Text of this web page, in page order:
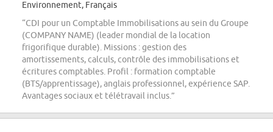
Environnement, Français
“CDI pour un Comptable Immobilisations au sein du Groupe
(COMPANY NAME) (leader mondial de la location
frigorifique durable). Missions : gestion des
amortissements, calculs, contrôle des immobilisations et
écritures comptables. Profil : formation comptable
(BTS/apprentissage), anglais professionnel, expérience SAP.
Avantages sociaux et télétravail inclus.”